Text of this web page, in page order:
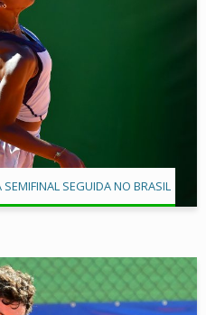
SEGUIDA NO BRASIL